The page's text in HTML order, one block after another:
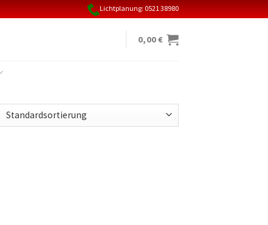
Lichtplanung: 0521 38980
0,00€